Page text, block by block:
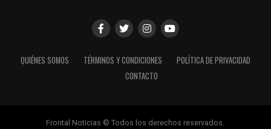
QUIÉNES SOMOS TÉRMINOS Y CONDICIONES
POLÍTICA DE PRIVACIDAD
CONTACTO
Frontal Noticias © Todos los derechos reservados.